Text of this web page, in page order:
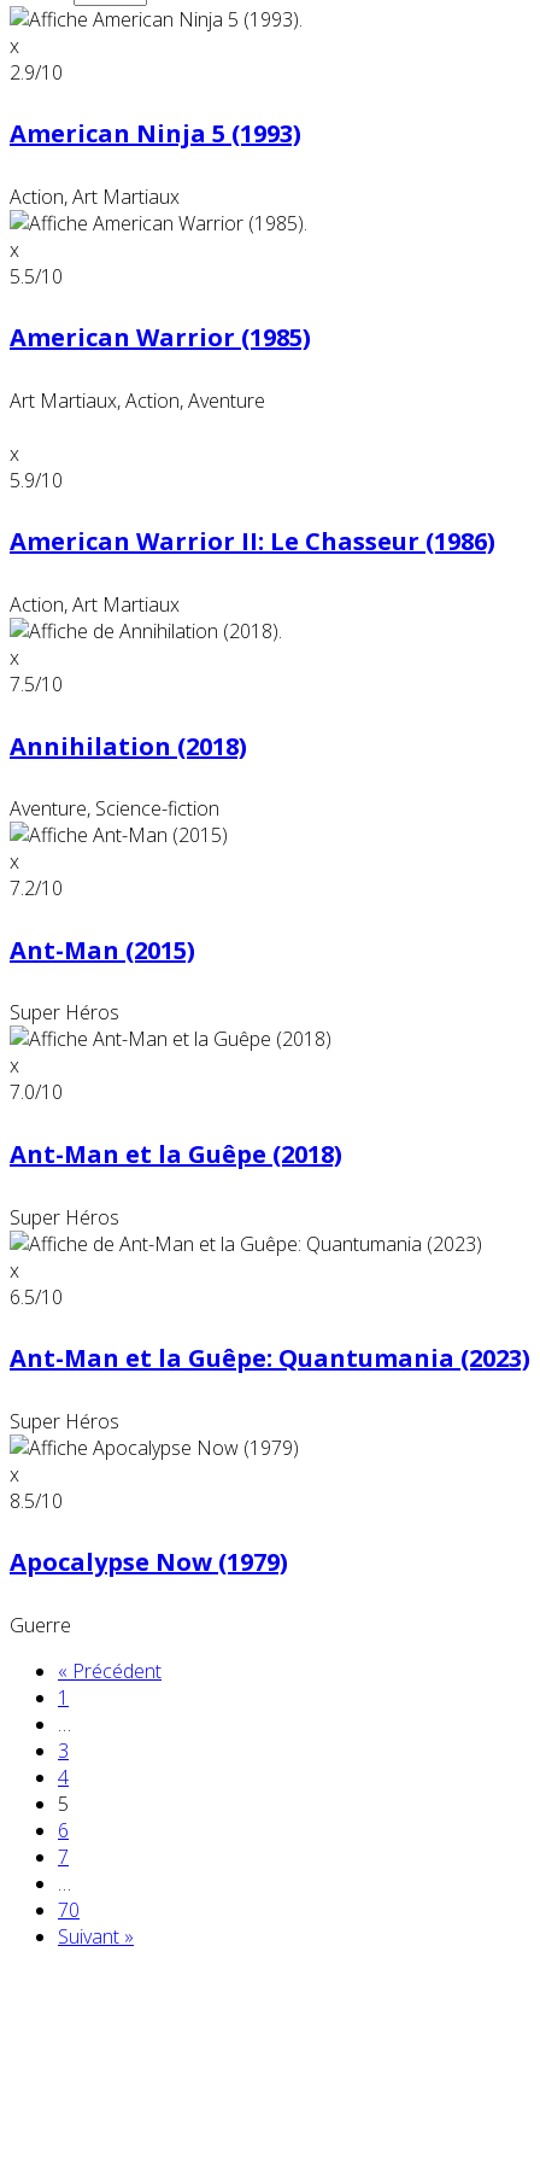
x
2.9/10
American Ninja 5 (1993)
Action, Art Martiaux
x
5.5/10
American Warrior (1985)
Art Martiaux, Action, Aventure
x
5.9/10
American Warrior II: Le Chasseur (1986)
Action, Art Martiaux
x
7.5/10
Annihilation (2018)
Aventure, Science-fiction
x
7.2/10
Ant-Man (2015)
Super Héros
x
7.0/10
Ant-Man et la Guêpe (2018)
Super Héros
x
6.5/10
Ant-Man et la Guêpe: Quantumania (2023)
Super Héros
x
8.5/10
Apocalypse Now (1979)
Guerre
« Précédent
1
…
3
4
5
6
7
…
70
Suivant »